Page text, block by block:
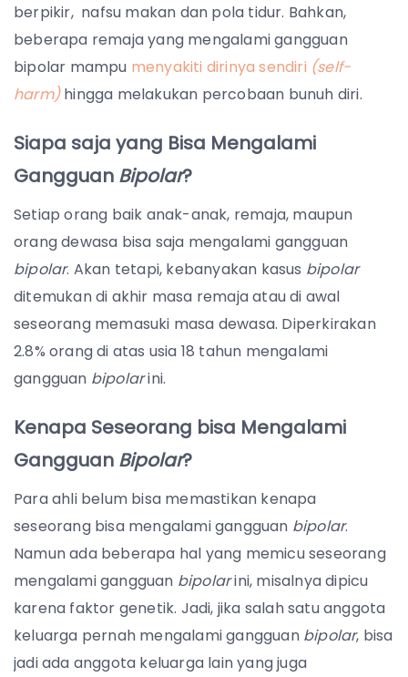
berpikir, nafsu makan dan pola tidur. Bahkan,
beberapa remaja yang mengalami gangguan
bipolar mampu menyakiti dirinya sendiri (self-
harm)hingga melakukan percobaan bunuh diri.
Siapa saja yang Bisa Mengalami
Gangguan Bipolar?
Setiap orang baik anak-anak, remaja, maupun
orang dewasa bisa saja mengalami gangguan
bipolar. Akan tetapi, kebanyakan kasus bipolar
ditemukan di akhir masa remaja atau di awal
seseorang memasuki masa dewasa. Diperkirakan
2.8% orang di atas usia 18 tahun mengalami
gangguan bipolarini.
Kenapa Seseorang bisa Mengalami
Gangguan Bipolar?
Para ahli belum bisa memastikan kenapa
seseorang bisa mengalami gangguan bipolar.
Namun ada beberapa hal yang memicu seseorang
mengalami gangguan bipolarini, misalnya dipicu
karena faktor genetik. Jadi, jika salah satu anggota
keluarga pernah mengalami gangguan bipolar, bisa
jadi ada anggota keluarga lain yang juga